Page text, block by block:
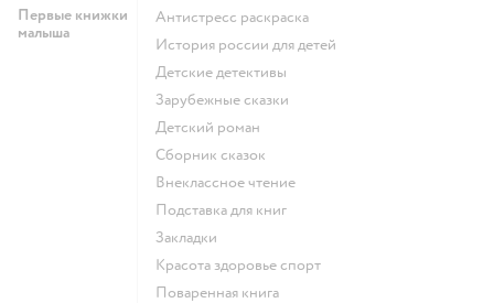
Первые книжки
малыша
антистресс раскраска
история россии для детей
детские детективы
зарубежные сказки
детский роман
сборник сказок
внеклассное чтение
подставка для книг
закладки
красота здоровье спорт
поваренная книга